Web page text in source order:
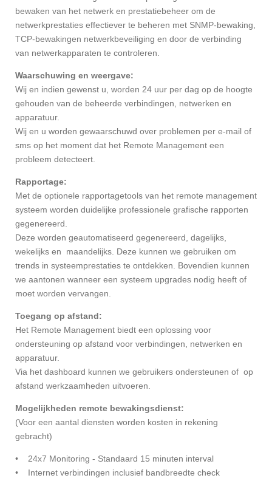
bewaken van het netwerk en prestatiebeheer om de
netwerkprestaties effectiever te beheren met SNMP-bewaking,
TCP-bewakingen netwerkbeveiliging en door de verbinding
van netwerkapparaten te controleren.
Waarschuwing en weergave:
Wij en indien gewenst u, worden 24 uur per dag op de hoogte
gehouden van de beheerde verbindingen, netwerken en
apparatuur.
Wij en u worden gewaarschuwd over problemen per e-mail of
sms op het moment dat het Remote Management een
probleem detecteert.
Rapportage:
Met de optionele rapportagetools van het remote management
systeem worden duidelijke professionele grafische rapporten
gegenereerd.
Deze worden geautomatiseerd gegenereerd, dagelijks,
wekelijks en maandelijks. Deze kunnen we gebruiken om
trends in systeemprestaties te ontdekken. Bovendien kunnen
we aantonen wanneer een systeem upgrades nodig heeft of
moet worden vervangen.
Toegang op afstand:
Het Remote Management biedt een oplossing voor
ondersteuning op afstand voor verbindingen, netwerken en
apparatuur.
Via het dashboard kunnen we gebruikers ondersteunen of op
afstand werkzaamheden uitvoeren.
Mogelijkheden remote bewakingsdienst:
(Voor een aantal diensten worden kosten in rekening
gebracht)
• 24x7 Monitoring - Standaard 15 minuten interval
• Internet verbindingen inclusief bandbreedte check